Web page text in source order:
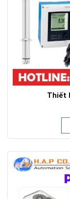
Thiết